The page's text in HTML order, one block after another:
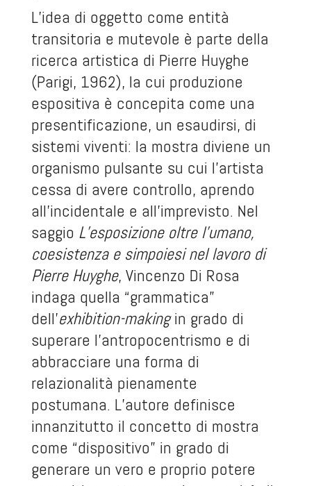
L’idea di oggetto come entità
transitoria e mutevole è parte della
ricerca artistica di Pierre Huyghe
(Parigi, 1962), la cui produzione
espositiva è concepita come una
presentificazione, un esaudirsi, di
sistemi viventi: la mostra diviene un
organismo pulsante su cui l’artista
cessa di avere controllo, aprendo
all’incidentale e all’imprevisto. Nel
saggio L’esposizione oltre l’umano,
coesistenza e simpoiesi nel lavoro di
Pierre Huyghe, Vincenzo Di Rosa
indaga quella “grammatica”
dell’exhibition-makingin grado di
superare l’antropocentrismo e di
abbracciare una forma di
relazionalità pienamente
postumana. L’autore definisce
innanzitutto il concetto di mostra
come “dispositivo” in grado di
generare un vero e proprio potere